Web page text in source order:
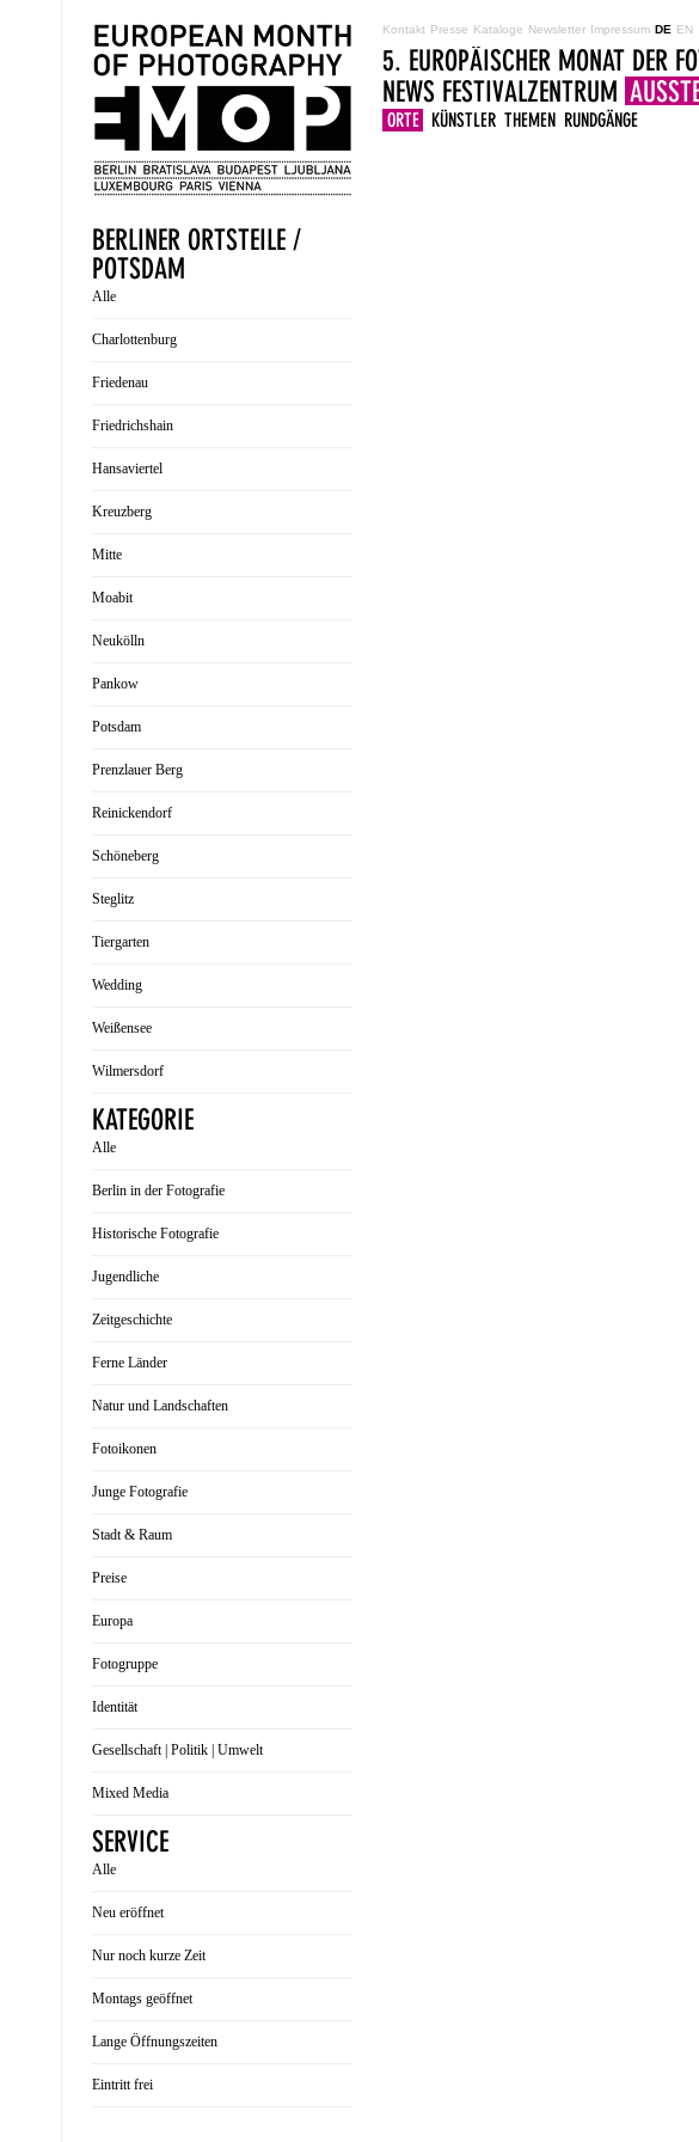
Kontakt Presse Kataloge Newsletter Impressum DE EN
5. EUROPÄISCHER MONAT DER
NEWS FESTIVALZENTRUM
ORTE KÜNSTLER THEMEN RUNDGÄNGE
BERLINER ORTSTEILE /
POTSDAM
Alle
Charlottenburg
Friedenau
Friedrichshain
Hansaviertel
Kreuzberg
Mitte
Moabit
Neukölln
Pankow
Potsdam
Prenzlauer Berg
Reinickendorf
Schöneberg
Steglitz
Tiergarten
Wedding
Weißensee
Wilmersdorf
KATEGORIE
Alle
Berlin in der Fotografie
Historische Fotografie
Jugendliche
Zeitgeschichte
Ferne Länder
Natur und Landschaften
Fotoikonen
Junge Fotografie
Stadt & Raum
Preise
Europa
Fotogruppe
Identität
Gesellschaft | Politik | Umwelt
Mixed Media
SERVICE
Alle
Neu eröffnet
Nur noch kurze Zeit
Montags geöffnet
Lange Öffnungszeiten
Eintritt frei